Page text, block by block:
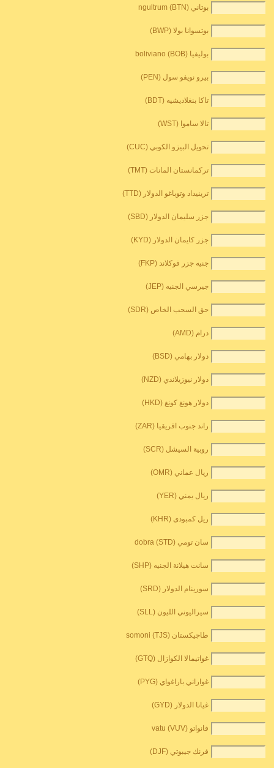
بوتاني ngultrum (BTN)
بوتسوانا بولا (BWP)
بوليفيا boliviano (BOB)
بيرو نويفو سول (PEN)
تاكا بنغلاديشيه (BDT)
تالا ساموا (WST)
تحويل البيزو الكوبي (CUC)
تركمانستان المانات (TMT)
ترينيداد وتوباغو الدولار (TTD)
جزر سليمان الدولار (SBD)
جزر كايمان الدولار (KYD)
جنيه جزر فوكلاند (FKP)
جيرسي الجنيه (JEP)
حق السحب الخاص (SDR)
درام (AMD)
دولار بهامي (BSD)
دولار نيوزيلاندي (NZD)
دولار هونغ كونغ (HKD)
راند جنوب افريقيا (ZAR)
روبية السيشل (SCR)
ريال عماني (OMR)
ريال يمني (YER)
ريل كمبودى (KHR)
سان تومي dobra (STD)
سانت هيلانة الجنيه (SHP)
سورينام الدولار (SRD)
سيراليوني الليون (SLL)
طاجيكستان somoni (TJS)
غواتيمالا الكوازال (GTQ)
غواراني باراغواي (PYG)
غيانا الدولار (GYD)
فانواتو vatu (VUV)
فرنك جيبوتي (DJF)